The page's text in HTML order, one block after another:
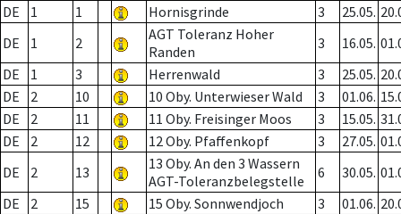
DE 1 1 Hornisgrinde 3 25.05.
DE
1 2
AGT Toleranz Hoher
Randen
3 16.05.
DE
1 3 Herrenwald 3 25.05.
DE
2 10 10 Oby. Unterwieser Wald 3 01.06.
DE
2 11 11 Oby. Freisinger Moos 3 15.05.
DE
2 12 12 Oby. Pfaffenkopf 3 27.05.
DE
2 13
13 Oby. An den 3 Wassern
AGT-Toleranzbelegstelle
6 30.05.
DE
2 15 15 Oby. Sonnwendjoch 3 01.06.